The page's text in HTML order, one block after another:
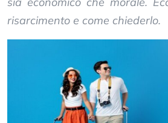
risarcimento e come chiederlo.